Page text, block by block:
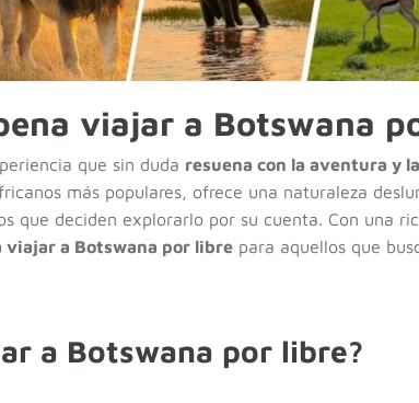
viajar a Botswana
que sin duda resuena con la aventura y
más populares, ofrece una naturaleza
que deciden explorarlo por su cuenta. Con una
viajar a Botswana por libre para aquellos que
a Botswana por libre?